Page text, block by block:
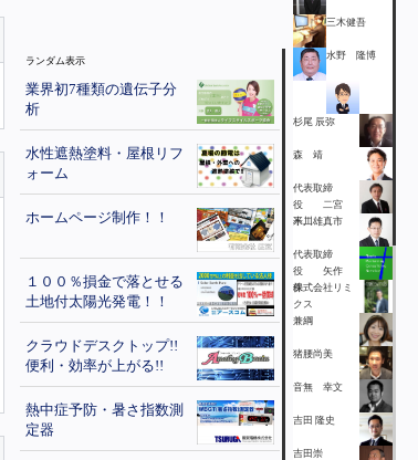
ランダム表示
業界初7種類の遺伝子分
析
水性遮熱塗料・屋根リフ
ォーム
ホームページ制作！！
１００％損金で落とせる
土地付太陽光発電！！
クラウドデスクトップ!!
便利・効率が上がる!!
熱中症予防・暑さ指数測
定器
三木健吾
水野 隆博
杉尾 辰弥
森 靖
代表取締
役 二宮
不二雄
米川 真市
代表取締
役 矢作
保
株式会社リミ
クス
兼綱
猪腰尚美
音無 幸文
吉田 隆史
吉田崇